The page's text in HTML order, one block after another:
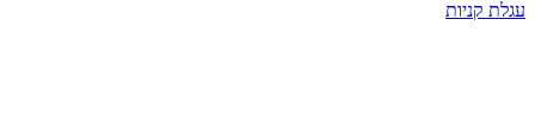
עגלת קניות